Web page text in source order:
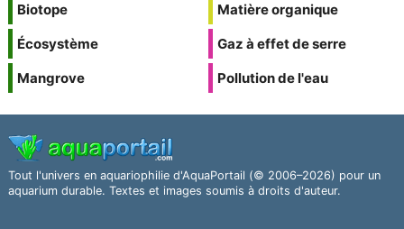
Biotope
Écosystème
Mangrove
Matière organique
Gaz à effet de serre
Pollution de l'eau
Tout l'univers en aquariophilie d'AquaPortail (© 2006–2026) pour un
aquarium durable. Textes et images soumis à droits d'auteur.